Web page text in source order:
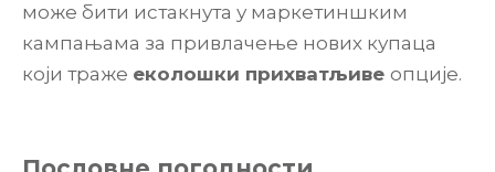
може бити истакнута у маркетиншким
кампањама за привлачење нових купаца
који траже еколошки прихватљиве опције.